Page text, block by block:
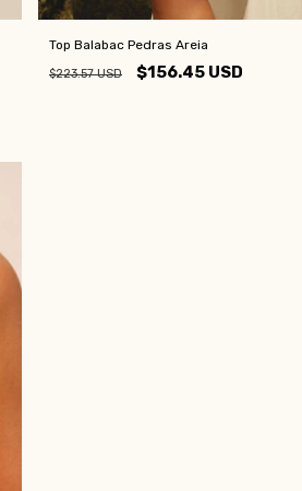
Top Balabac Pedras Areia
$223.57 USD $156.45 USD